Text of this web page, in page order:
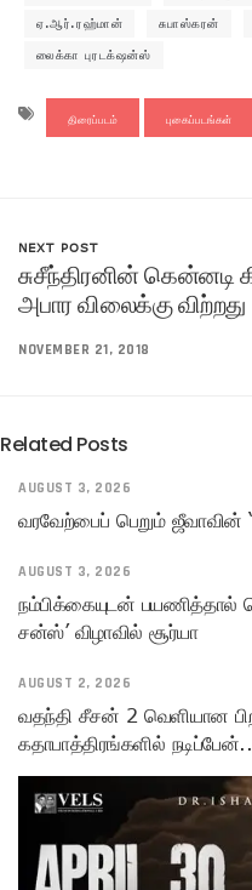
ஏ.ஆர்.ரஹ்மான் சுபாஸ்கரன்
லைக்கா புரடக்‌ஷன்ஸ்
திரைப்படம் புகைப்படங்கள்
NEXT POST
சுசீந்திரனின் கென்னடி
அபார விலைக்கு விற்றது
NOVEMBER 21, 2018
Related Posts
AUGUST 3, 2026
வரவேற்பைப் பெறும் ஜீவாவின்
AUGUST 3, 2026
நம்பிக்கையுடன் பயணித்தால்
சன்ஸ்’ விழாவில் சூர்யா
AUGUST 2, 2026
வதந்தி சீசன் 2 வெளியான
கதாபாத்திரங்களில்